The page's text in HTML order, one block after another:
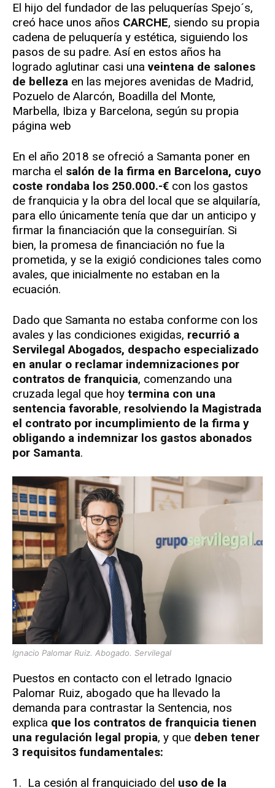
El hijo del fundador de las peluquerías Spejo´s,
creó hace unos años CARCHE, siendo su propia
cadena de peluquería y estética, siguiendo los
pasos de su padre. Así en estos años ha
logrado aglutinar casi una veintena de salones
de belleza en las mejores avenidas de Madrid,
Pozuelo de Alarcón, Boadilla del Monte,
Marbella, Ibiza y Barcelona, según su propia
página web
En el año 2018 se ofreció a Samanta poner en
marcha el salón de la firma en Barcelona, cuyo
coste rondaba los 250.000.-€ con los gastos
de franquicia y la obra del local que se alquilaría,
para ello únicamente tenía que dar un anticipo y
firmar la financiación que la conseguirían. Si
bien, la promesa de financiación no fue la
prometida, y se la exigió condiciones tales como
avales, que inicialmente no estaban en la
ecuación.
Dado que Samanta no estaba conforme con los
avales y las condiciones exigidas, recurrió a
Servilegal Abogados, despacho especializado
en anular o reclamar indemnizaciones por
contratos de franquicia, comenzando una
cruzada legal que hoy termina con una
sentencia favorable, resolviendo la Magistrada
el contrato por incumplimiento de la firma y
obligando a indemnizar los gastos abonados
por Samanta.
Ignacio Palomar Ruiz. Abogado. Servilegal
Puestos en contacto con el letrado Ignacio
Palomar Ruiz, abogado que ha llevado la
demanda para contrastar la Sentencia, nos
explica que los contratos de franquicia tienen
una regulación legal propia, y que deben tener
3 requisitos fundamentales:
1. La cesión al franquiciado del uso de la